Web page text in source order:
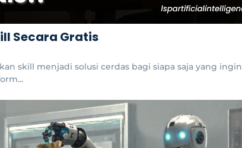
Secara Gratis
skill menjadi solusi cerdas bagi siapa saja yang ingin